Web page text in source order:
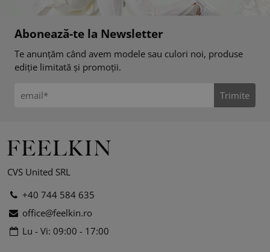
Abonează-te la Newsletter
Te anunțăm când avem modele sau culori noi, produse
ediție limitată și promoții.
Trimite
CVS United SRL
+40 744 584 635
office@feelkin.ro
Lu - Vi: 09:00 - 17:00